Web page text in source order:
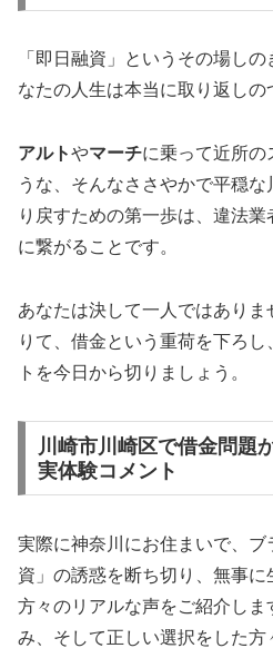
「即日融資」というその場し
なたの人生は本当に取り返しの
アルトやマーチに乗って近所の
うな、そんなささやかで平穏
り戻すための第一歩は、違法
に繋がることです。
あなたは決して一人ではあり
りて、借金という重荷を下ろ
トを今日から切りましょう。
川崎市川崎区で借金問題
実体験コメント
実際に神奈川にお住まいで、
資」の誘惑を断ち切り、無事
方々のリアルな声をご紹介し
み、そして正しい選択をした方